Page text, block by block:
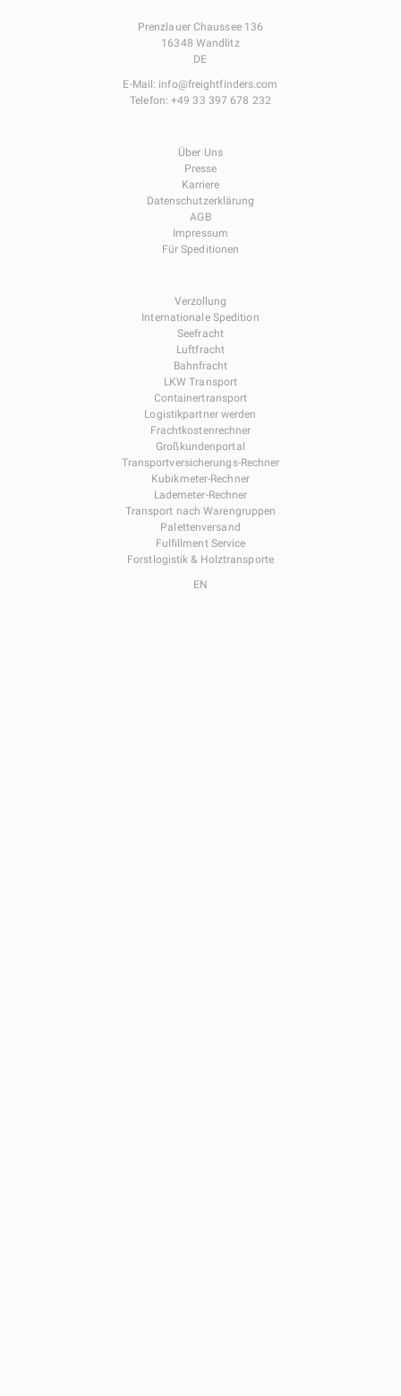
Prenzlauer Chaussee 136
16348 Wandlitz
DE
E-Mail: info@freightfinders.com
Telefon:+49 33 397 678 232
Über Uns
Presse
Karriere
Datenschutzerklärung
AGB
Impressum
Für Speditionen
Verzollung
Internationale Spedition
Seefracht
Luftfracht
Bahnfracht
LKW Transport
Containertransport
Logistikpartner werden
Frachtkostenrechner
Großkundenportal
Transportversicherungs-Rechner
Kubikmeter-Rechner
Lademeter-Rechner
Transport nach Warengruppen
Palettenversand
Fulfillment Service
Forstlogistik & Holztransporte
EN